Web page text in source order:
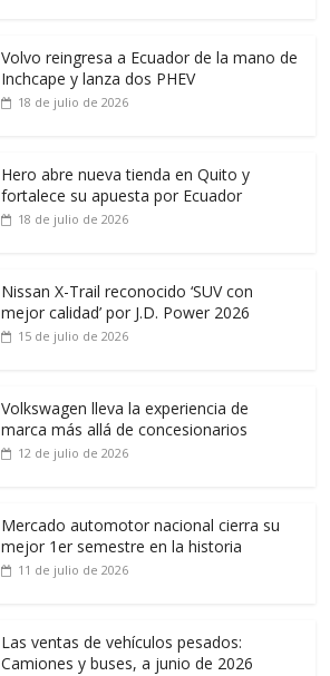
Volvo reingresa a Ecuador de la mano de
Inchcape y lanza dos PHEV
18 de julio de 2026
Hero abre nueva tienda en Quito y
fortalece su apuesta por Ecuador
18 de julio de 2026
Nissan X-Trail reconocido ‘SUV con
mejor calidad’ por J.D. Power 2026
15 de julio de 2026
Volkswagen lleva la experiencia de
marca más allá de concesionarios
12 de julio de 2026
Mercado automotor nacional cierra su
mejor 1er semestre en la historia
11 de julio de 2026
Las ventas de vehículos pesados:
Camiones y buses, a junio de 2026